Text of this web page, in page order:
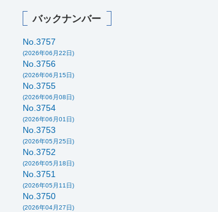
バックナンバー
No.3757
(2026年06月22日)
No.3756
(2026年06月15日)
No.3755
(2026年06月08日)
No.3754
(2026年06月01日)
No.3753
(2026年05月25日)
No.3752
(2026年05月18日)
No.3751
(2026年05月11日)
No.3750
(2026年04月27日)